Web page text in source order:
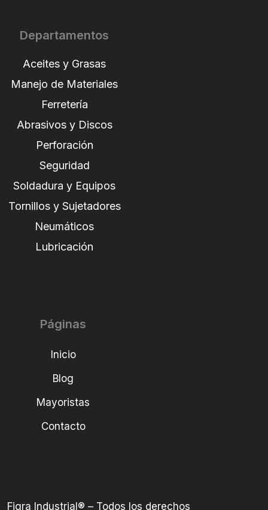
Departamentos
Aceites y Grasas
Manejo de Materiales
Ferretería
Abrasivos y Discos
Perforación
Seguridad
Soldadura y Equipos
Tornillos y Sujetadores
Neumáticos
Lubricación
Páginas
Inicio
Blog
Mayoristas
Contacto
Figra Industrial® – Todos los derechos